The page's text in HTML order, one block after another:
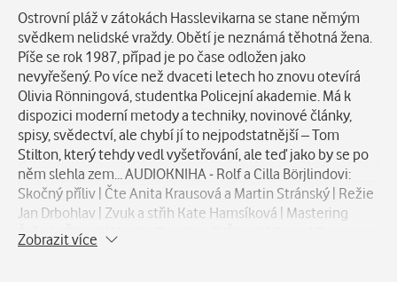
Popis
Ostrovní pláž v zátokách Hasslevikarna se stane němým
svědkem nelidské vraždy. Obětí je neznámá těhotná žena.
Píše se rok 1987, případ je po čase odložen jako
nevyřešený. Po více než dvaceti letech ho znovu otevírá
Olivia Rönningová, studentka Policejní akademie. Má k
dispozici moderní metody a techniky, novinové články,
spisy, svědectví, ale chybí jí to nejpodstatnější – Tom
Stilton, který tehdy vedl vyšetřování, ale teď jako by se po
něm slehla zem… AUDIOKNIHA - Rolf a Cilla Börjlindovi:
Skočný příliv | Čte Anita Krausová a Martin Stránský | Režie
Jan Drbohlav | Zvuk a střih Kate Hamsíková | Mastering
Štěpán Škoch | Hudba Bartoloměj Škoch | Sound Design
Štěpán Škoch | Natočeno ve studiu All Senses Production
Zobrazit více